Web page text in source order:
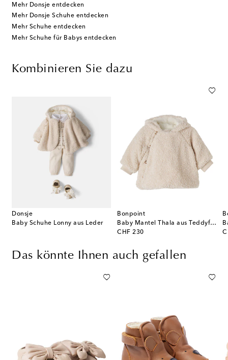
Mehr Donsje entdecken
Mehr Donsje Schuhe entdecken
Mehr Schuhe entdecken
Mehr Schuhe für Babys entdecken
Kombinieren Sie dazu
Donsje
Baby Schuhe Lonny aus Leder
Bonpoint
Baby Mantel Thala aus Teddyfleece
CHF 230
original price
Das könnte Ihnen auch gefallen